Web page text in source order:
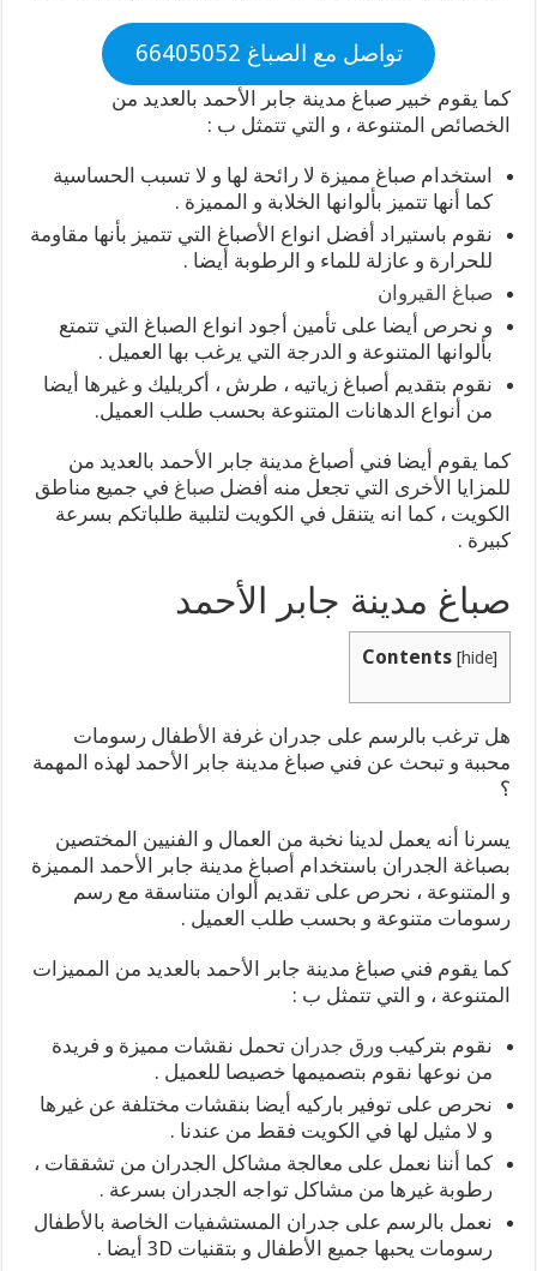
تواصل مع الصباغ 66405052
كما يقوم خبير صباغ مدينة جابر الأحمد بالعديد من
الخصائص المتنوعة ، و التي تتمثل ب :
استخدام صباغ مميزة لا رائحة لها و لا تسبب الحساسية
كما أنها تتميز بألوانها الخلابة و المميزة .
نقوم باستيراد أفضل انواع الأصباغ التي تتميز بأنها مقاومة
للحرارة و عازلة للماء و الرطوبة أيضا .
صباغ القيروان
و نحرص أيضا على تأمين أجود انواع الصباغ التي تتمتع
بألوانها المتنوعة و الدرجة التي يرغب بها العميل .
نقوم بتقديم أصباغ زياتيه ، طرش ، أكريليك و غيرها أيضا
من أنواع الدهانات المتنوعة بحسب طلب العميل.
كما يقوم أيضا فني أصباغ مدينة جابر الأحمد بالعديد من
للمزايا الأخرى التي تجعل منه أفضلصباغ في جميع مناطق
الكويت ، كما انه يتنقل في الكويت لتلبية طلباتكم بسرعة
كبيرة .
صباغ مدينة جابر الأحمد
Contents [hide]
هل ترغب بالرسم على جدران غرفة الأطفال رسومات
محببة و تبحث عن فني صباغ مدينة جابر الأحمد لهذه المهمة
؟
يسرنا أنه يعمل لدينا نخبة من العمال و الفنيين المختصين
بصباغة الجدران باستخدام أصباغ مدينة جابر الأحمد المميزة
و المتنوعة ، نحرص على تقديم ألوان متناسقة مع رسم
رسومات متنوعة و بحسب طلب العميل .
كما يقوم فني صباغ مدينة جابر الأحمد بالعديد من المميزات
المتنوعة ، و التي تتمثل ب :
نقوم بتركيب ورق جدران تحمل نقشات مميزة و فريدة
من نوعها نقوم بتصميمها خصيصا للعميل .
نحرص على توفير باركيه أيضا بنقشات مختلفة عن غيرها
و لا مثيل لها في الكويت فقط من عندنا .
كما أننا نعمل على معالجة مشاكل الجدران من تشققات ،
رطوبة غيرها من مشاكل تواجه الجدران بسرعة .
نعمل بالرسم على جدران المستشفيات الخاصة بالأطفال
رسومات يحبها جميع الأطفال و بتقنيات 3D أيضا .